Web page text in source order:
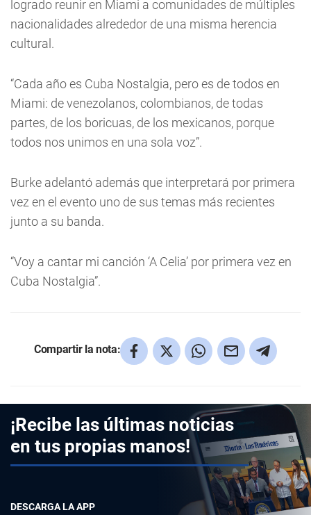
logrado reunir en Miami a comunidades de múltiples
nacionalidades alrededor de una misma herencia
cultural.
“Cada año es Cuba Nostalgia, pero es de todos en
Miami: de venezolanos, colombianos, de todas
partes, de los boricuas, de los mexicanos, porque
todos nos unimos en una sola voz”.
Burke adelantó además que interpretará por primera
vez en el evento uno de sus temas más recientes
junto a su banda.
“Voy a cantar mi canción ‘A Celia’ por primera vez en
Cuba Nostalgia”.
Compartir la nota:
¡Recibe las últimas noticias
en tus propias manos!
DESCARGA LA APP